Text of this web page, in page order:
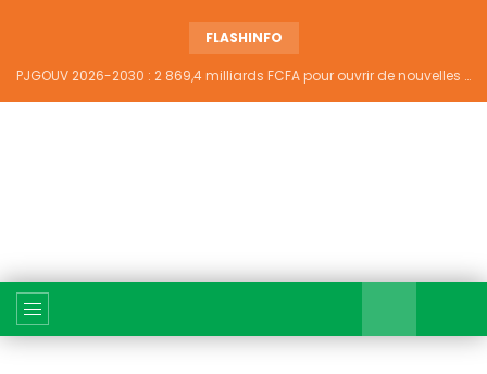
FLASHINFO
PJGOUV 2026-2030 : 2 869,4 milliards FCFA pour ouvrir de nouvelles perspectives à plus de 5,2 millions de jeunes ivoiriens